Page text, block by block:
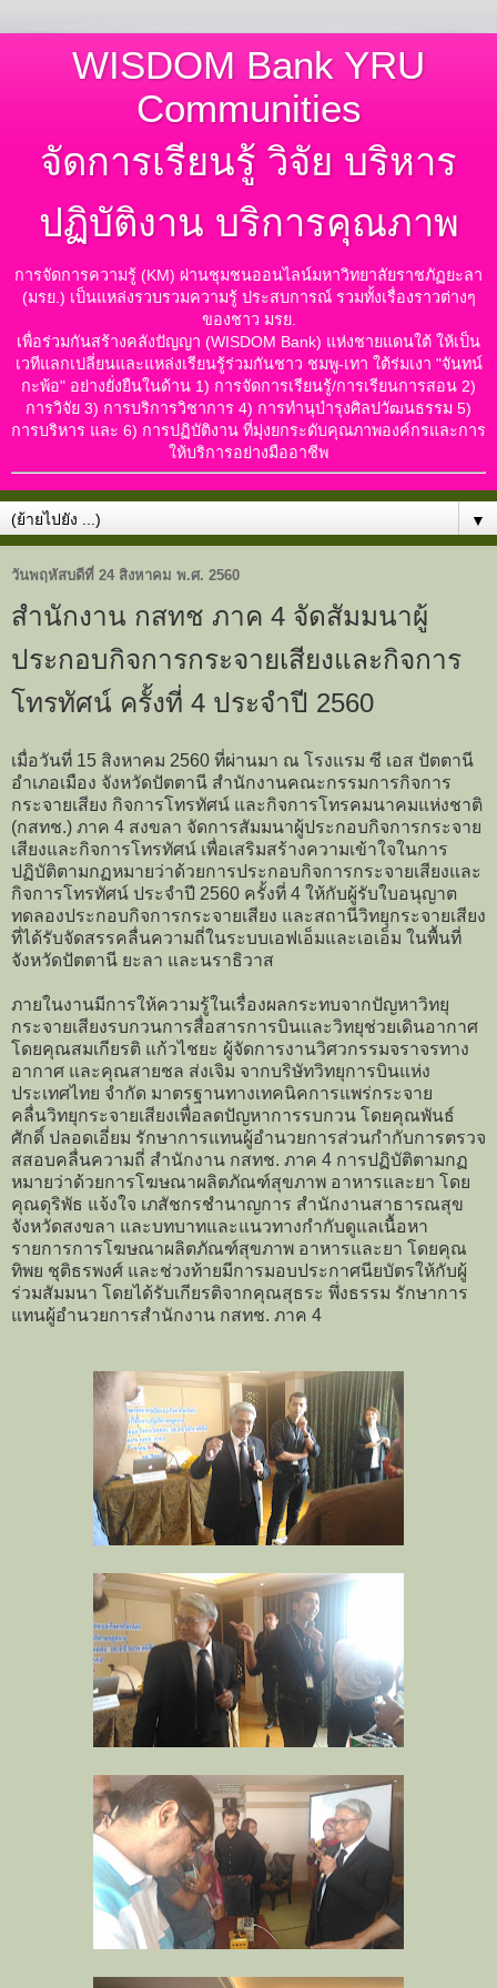
WISDOM Bank YRU
Communities
จัดการเรียนรู้ วิจัย บริหาร
ปฏิบัติงาน บริการคุณภาพ
การจัดการความรู้ (KM) ผ่านชุมชนออนไลน์มหาวิทยาลัยราชภัฏยะลา
(มรย.) เป็นแหล่งรวบรวมความรู้ ประสบการณ์ รวมทั้งเรื่องราวต่างๆ
ของชาว มรย.
เพื่อร่วมกันสร้างคลังปัญญา (WISDOM Bank) แห่งชายแดนใต้ ให้เป็น
เวทีแลกเปลี่ยนและแหล่งเรียนรู้ร่วมกันชาว ชมพู-เทา ใต้ร่มเงา "จันทน์
กะพ้อ" อย่างยั่งยืนในด้าน 1) การจัดการเรียนรู้/การเรียนการสอน 2)
การวิจัย 3) การบริการวิชาการ 4) การทำนุบำรุงศิลปวัฒนธรรม 5)
การบริหาร และ 6) การปฏิบัติงาน ที่มุ่งยกระดับคุณภาพองค์กรและการ
ให้บริการอย่างมืออาชีพ
▼
วันพฤหัสบดีที่ 24 สิงหาคม พ.ศ. 2560
สำนักงาน กสทช ภาค 4 จัดสัมมนาผู้
ประกอบกิจการกระจายเสียงและกิจการ
โทรทัศน์ ครั้งที่ 4 ประจำปี 2560
เมื่อวันที่ 15 สิงหาคม 2560 ที่ผ่านมา ณ โรงแรม ซี เอส ปัตตานี
อำเภอเมือง จังหวัดปัตตานี สำนักงานคณะกรรมการกิจการ
กระจายเสียง กิจการโทรทัศน์ และกิจการโทรคมนาคมแห่งชาติ
(กสทช.) ภาค 4 สงขลา จัดการสัมมนาผู้ประกอบกิจการกระจาย
เสียงและกิจการโทรทัศน์ เพื่อเสริมสร้างความเข้าใจในการ
ปฏิบัติตามกฏหมายว่าด้วยการประกอบกิจการกระจายเสียงและ
กิจการโทรทัศน์ ประจำปี 2560 ครั้งที่ 4 ให้กับผู้รับใบอนุญาต
ทดลองประกอบกิจการกระจายเสียง และสถานีวิทยุกระจายเสียง
ที่ได้รับจัดสรรคลื่นความถี่ในระบบเอฟเอ็มและเอเอ็ม ในพื้นที่
จังหวัดปัตตานี ยะลา และนราธิวาส
ภายในงานมีการให้ความรู้ในเรื่องผลกระทบจากปัญหาวิทยุ
กระจายเสียงรบกวนการสื่อสารการบินและวิทยุช่วยเดินอากาศ
โดยคุณสมเกียรติ แก้วไชยะ ผู้จัดการงานวิศวกรรมจราจรทาง
อากาศ และคุณสายชล ส่งเจิม จากบริษัทวิทยุการบินแห่ง
ประเทศไทย จำกัด มาตรฐานทางเทคนิคการแพร่กระจาย
คลื่นวิทยุกระจายเสียงเพื่อลดปัญหาการรบกวน โดยคุณพันธ์
ศักดิ์ ปลอดเอี่ยม รักษาการแทนผู้อำนวยการส่วนกำกับการตรวจ
สสอบคลื่นความถี่ สำนักงาน กสทช. ภาค 4 การปฏิบัติตามกฏ
หมายว่าด้วยการโฆษณาผลิตภัณฑ์สุขภาพ อาหารและยา โดย
คุณดุริพัธ แจ้งใจ เภสัชกรชำนาญการ สำนักงานสาธารณสุข
จังหวัดสงขลา และบทบาทและแนวทางกำกับดูแลเนื้อหา
รายการการโฆษณาผลิตภัณฑ์สุขภาพ อาหารและยา โดยคุณ
ทิพย ชุติธรพงศ์ และช่วงท้ายมีการมอบประกาศนียบัตรให้กับผู้
ร่วมสัมมนา โดยได้รับเกียรติจากคุณสุธระ พึ่งธรรม รักษาการ
แทนผู้อำนวยการสำนักงาน กสทช. ภาค 4